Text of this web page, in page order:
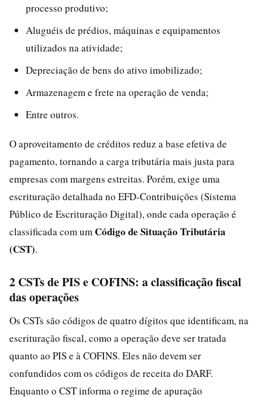
processo produtivo;
Aluguéis de prédios, máquinas e equipamentos
utilizados na atividade;
Depreciação de bens do ativo imobilizado;
Armazenagem e frete na operação de venda;
Entre outros.
O aproveitamento de créditos reduz a base efetiva de
pagamento, tornando a carga tributária mais justa para
empresas com margens estreitas. Porém, exige uma
escrituração detalhada no EFD-Contribuições (Sistema
Público de Escrituração Digital), onde cada operação é
classificada com um Código de Situação Tributária
(CST).
2 CSTs de PIS e COFINS: a classificação fiscal
das operações
Os CSTs são códigos de quatro dígitos que identificam, na
escrituração fiscal, como a operação deve ser tratada
quanto ao PIS e à COFINS. Eles não devem ser
confundidos com os códigos de receita do DARF.
Enquanto o CST informa o regime de apuração